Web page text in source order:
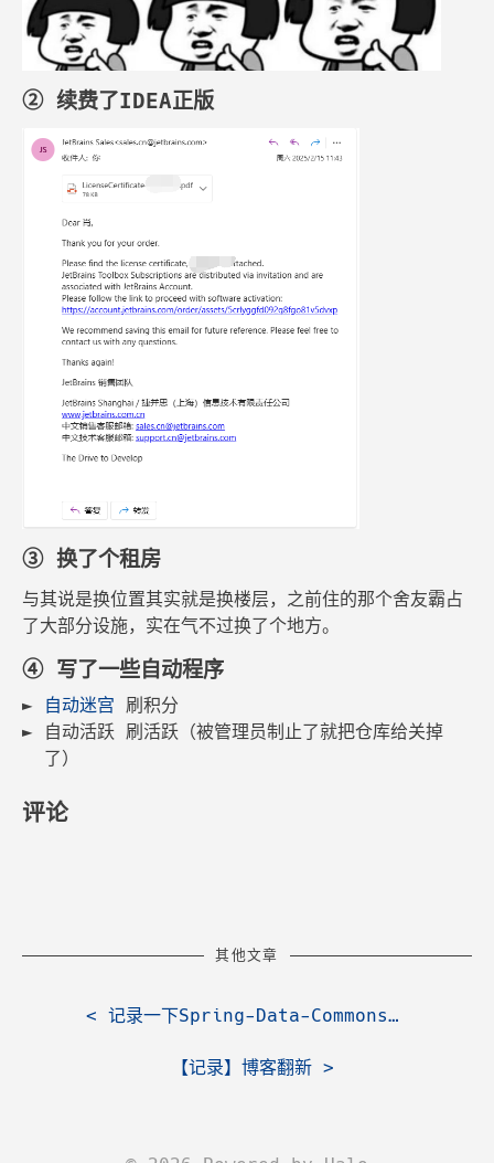
② 续费了IDEA正版
③ 换了个租房
与其说是换位置其实就是换楼层，之前住的那个舍友霸占
了大部分设施，实在气不过换了个地方。
④ 写了一些自动程序
自动迷宫 刷积分
自动活跃 刷活跃（被管理员制止了就把仓库给关掉
了）
评论
其他文章
< 记录一下Spring-Data-Commons提交的PR成功了
【记录】博客翻新 >